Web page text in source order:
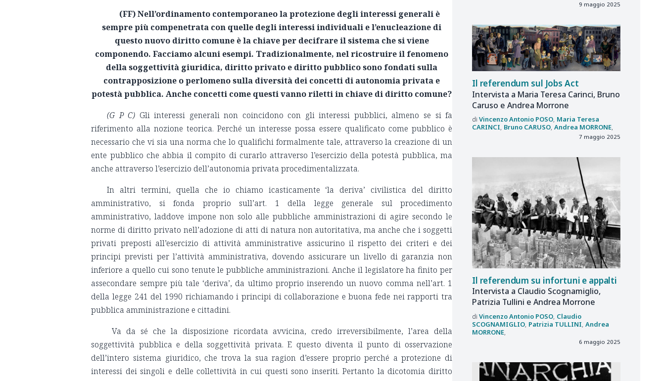
(FF) Nell’ordinamento contemporaneo la protezione degli interessi generali è
sempre più compenetrata con quelle degli interessi individuali e l’enucleazione di
questo nuovo diritto comune è la chiave per decifrare il sistema che si viene
componendo. Facciamo alcuni esempi. Tradizionalmente, nel ricostruire il fenomeno
della soggettività giuridica, diritto privato e diritto pubblico sono fondati sulla
contrapposizione o perlomeno sulla diversità dei concetti di autonomia privata e
potestà pubblica. Anche concetti come questi vanno riletti in chiave di diritto comune?
(G P C) Gli interessi generali non coincidono con gli interessi pubblici, almeno se si fa
riferimento alla nozione teorica. Perché un interesse possa essere qualificato come pubblico è
necessario che vi sia una norma che lo qualifichi formalmente tale, attraverso la creazione di un
ente pubblico che abbia il compito di curarlo attraverso l’esercizio della potestà pubblica, ma
anche attraverso l’esercizio dell’autonomia privata procedimentalizzata.
In altri termini, quella che io chiamo icasticamente ‘la deriva’ civilistica del diritto
amministrativo, si fonda proprio sull’art. 1 della legge generale sul procedimento
amministrativo, laddove impone non solo alle pubbliche amministrazioni di agire secondo le
norme di diritto privato nell’adozione di atti di natura non autoritativa, ma anche che i soggetti
privati preposti all’esercizio di attività amministrative assicurino il rispetto dei criteri e dei
principi previsti per l’attività amministrativa, dovendo assicurare un livello di garanzia non
inferiore a quello cui sono tenute le pubbliche amministrazioni. Anche il legislatore ha finito per
assecondare sempre più tale ‘deriva’, da ultimo proprio inserendo un nuovo comma nell’art. 1
della legge 241 del 1990 richiamando i principi di collaborazione e buona fede nei rapporti tra
pubblica amministrazione e cittadini.
Va da sé che la disposizione ricordata avvicina, credo irreversibilmente, l’area della
soggettività pubblica e della soggettività privata. E questo diventa il punto di osservazione
dell’intero sistema giuridico, che trova la sua ragion d’essere proprio perché a protezione di
interessi dei singoli e delle collettività in cui questi sono inseriti. Pertanto la dicotomia diritto
9 maggio 2025
Il referendum sul Jobs Act
Intervista a Maria Teresa Carinci, Bruno
Caruso e Andrea Morrone
Vincenzo Antonio POSO Maria Teresa
CARINCI Bruno CARUSO Andrea MORRONE
7 maggio 2025
Il referendum su infortuni e appalti
Intervista a Claudio Scognamiglio,
Patrizia Tullini e Andrea Morrone
Vincenzo Antonio POSO Claudio
SCOGNAMIGLIO Patrizia TULLINI Andrea
MORRONE
6 maggio 2025